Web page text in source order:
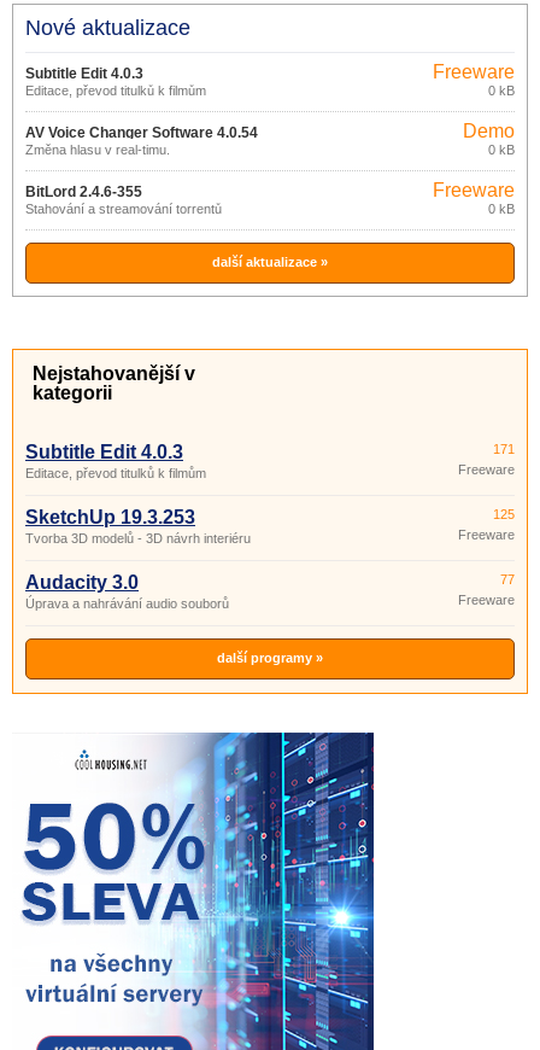
Nové aktualizace
Subtitle Edit 4.0.3
Editace, převod titulků k filmům
Freeware
0 kB
AV Voice Changer Software 4.0.54
Změna hlasu v real-timu.
Demo
0 kB
BitLord 2.4.6-355
Stahování a streamování torrentů
Freeware
0 kB
další aktualizace »
Nejstahovanější v
kategorii
Subtitle Edit 4.0.3
Editace, převod titulků k filmům
171
Freeware
SketchUp 19.3.253
Tvorba 3D modelů - 3D návrh interiéru
125
Freeware
Audacity 3.0
Úprava a nahrávání audio souborů
77
Freeware
další programy »